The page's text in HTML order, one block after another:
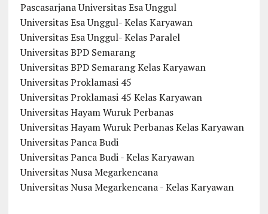
Pascasarjana Universitas Esa Unggul
Universitas Esa Unggul- Kelas Karyawan
Universitas Esa Unggul- Kelas Paralel
Universitas BPD Semarang
Universitas BPD Semarang Kelas Karyawan
Universitas Proklamasi 45
Universitas Proklamasi 45 Kelas Karyawan
Universitas Hayam Wuruk Perbanas
Universitas Hayam Wuruk Perbanas Kelas Karyawan
Universitas Panca Budi
Universitas Panca Budi - Kelas Karyawan
Universitas Nusa Megarkencana
Universitas Nusa Megarkencana - Kelas Karyawan